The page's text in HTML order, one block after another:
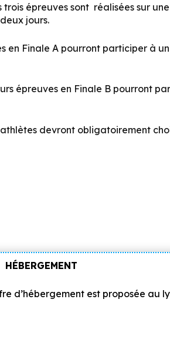
épreuves sont réalisées sur
jours.
en Finale A pourront participer à
épreuves en Finale B pourront
devront obligatoirement
HÉBERGEMENT
d’hébergement est proposée au